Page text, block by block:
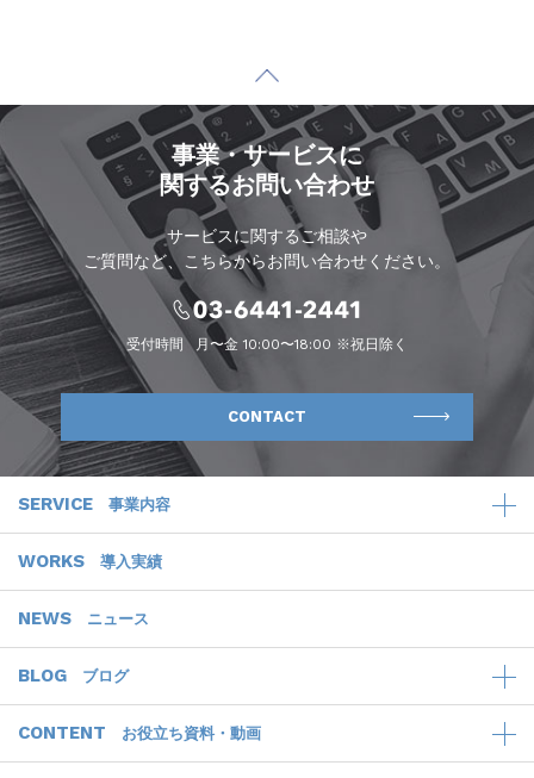
事業・サービスに
関するお問い合わせ
サービスに関するご相談や
ご質問など、こちらからお問い合わせください。
受付時間 月〜金 10:00〜18:00 ※祝日除く
CONTACT
SERVICE 事業内容
WORKS 導入実績
NEWS ニュース
BLOG ブログ
CONTENT お役立ち資料・動画